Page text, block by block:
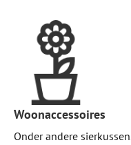
Woonaccessoires
Onder andere